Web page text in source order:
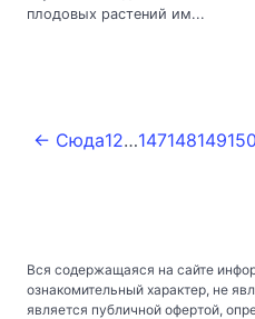
плодовых растений им...
← Сюда12…147148149150
Вся содержащаяся на сайте
ознакомительный характер, не
является публичной офертой,